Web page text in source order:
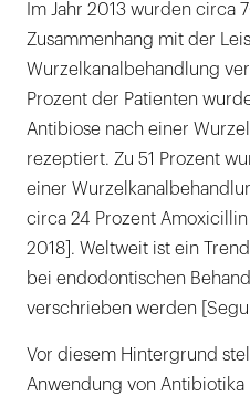
Literaturliste
Im Jahr 2013 wurden circa
Zusammenhang mit der
Wurzelkanalbehandlung
Prozent der Patienten
Antibiose nach einer
rezeptiert. Zu 51 Prozent
einer
circa 24 Prozent
2018]. Weltweit ist ein
bei endodontischen
verschrieben werden
Vor diesem Hintergrund
Anwendung von Antibiotika